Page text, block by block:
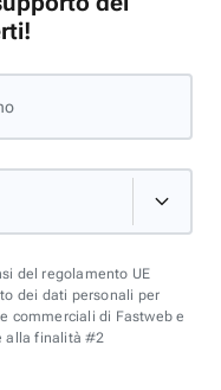
del regolamento UE
dei dati personali per
commerciali di Fastweb e
alla finalità #2